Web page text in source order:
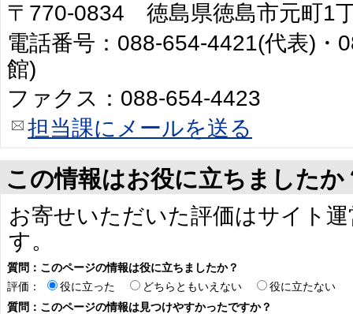
〒770-0834 徳島県徳島市元町1
電話番号：088-654-4421(代表)・
館)
ファクス：088-654-4423
担当課にメールを送る
この情報はお役に立ちましたか
お寄せいただいた評価はサイト
す。
質問：このページの情報は役に立ちましたか？
評価：
役に立った どちらともいえない
役に立たない
質問：このページの情報は見つけやすかったですか？